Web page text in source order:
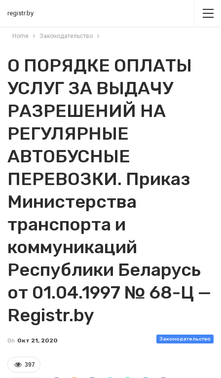
registr.by
Home Законодательство
О ПОРЯДКЕ ОПЛАТЫ
УСЛУГ ЗА ВЫДАЧУ
РАЗРЕШЕНИЙ НА
РЕГУЛЯРНЫЕ
АВТОБУСНЫЕ
ПЕРЕВОЗКИ. Приказ
Министерства
транспорта и
коммуникаций
Республики Беларусь
от 01.04.1997 № 68-Ц —
Registr.by
Законодательство
On Окт 21, 2020
397